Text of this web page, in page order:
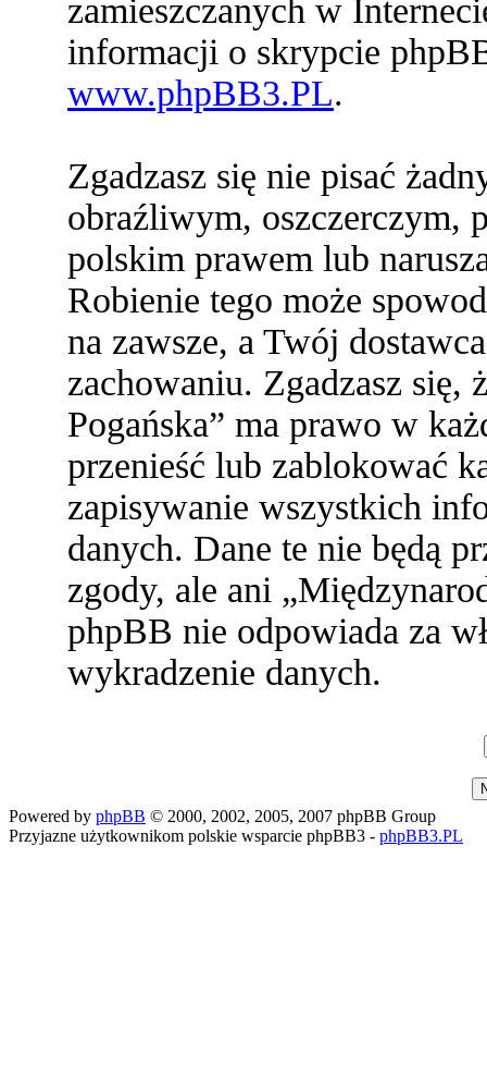
zamieszczanych w
informacji o skrypcie
www.phpBB3.PL.
Zgadzasz się nie pisać
obraźliwym, oszczerczym,
polskim prawem lub
Robienie tego może
na zawsze, a Twój
zachowaniu. Zgadzasz się,
Pogańska” ma prawo w
przenieść lub zablokować
zapisywanie wszystkich
danych. Dane te nie będą
zgody, ale ani
phpBB nie odpowiada za
wykradzenie danych.
Powered by phpBB © 2000, 2002, 2005, 2007 phpBB Group
Przyjazne użytkownikom polskie wsparcie phpBB3 - phpBB3.PL